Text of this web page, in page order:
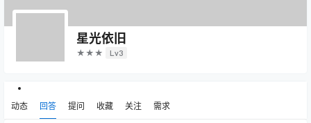
星光依旧
★★★ Lv3
动态 回答 提问 收藏 关注 需求